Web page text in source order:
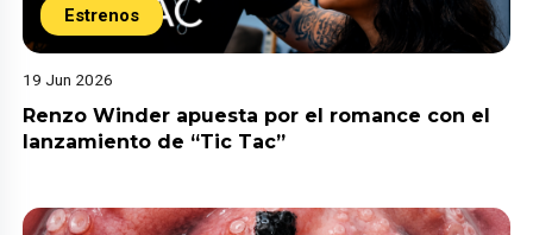
Estrenos
19 Jun 2026
Renzo Winder apuesta por el romance con el
lanzamiento de “Tic Tac”